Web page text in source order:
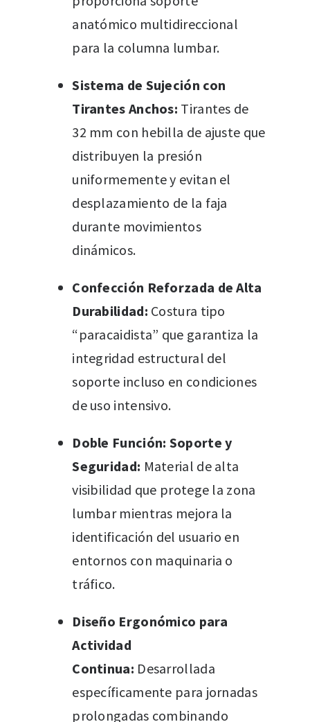
anatómico multidireccional
para la columna lumbar.
Sistema de Sujeción con
Tirantes Anchos: Tirantes de
32 mm con hebilla de ajuste que
distribuyen la presión
uniformemente y evitan el
desplazamiento de la faja
durante movimientos
dinámicos.
Confección Reforzada de Alta
Durabilidad: Costura tipo
“paracaidista” que garantiza la
integridad estructural del
soporte incluso en condiciones
de uso intensivo.
Doble Función: Soporte y
Seguridad: Material de alta
visibilidad que protege la zona
lumbar mientras mejora la
identificación del usuario en
entornos con maquinaria o
tráfico.
Diseño Ergonómico para
Actividad
Continua: Desarrollada
específicamente para jornadas
prolongadas combinando